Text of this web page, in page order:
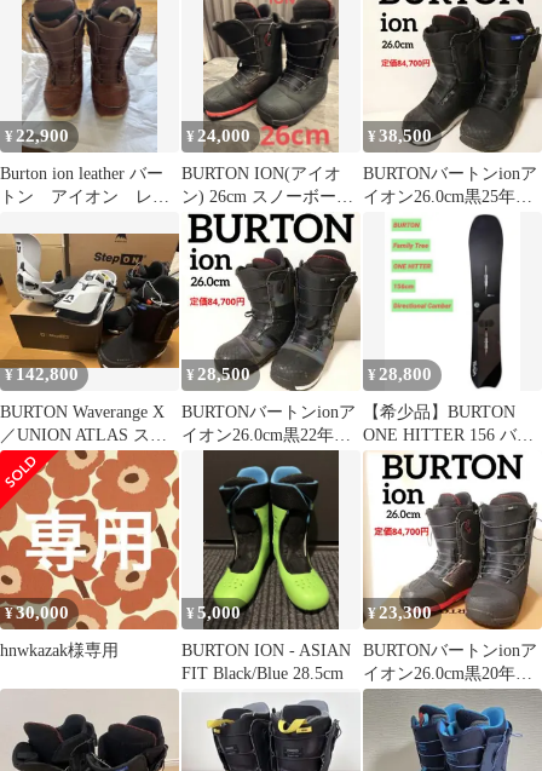
¥ 22,900
Burton ion leather バー
トン アイオン レザ
¥ 24,000
BURTON ION(アイオ
ン) 26cm スノーボード
ブーツ
¥38,500
BURTONバートンionア
イオン26.0cm黒25年モ
デルスノーボード⑥
¥142,800
BURTON Waverange X
／UNION ATLAS ステ
ップオンセット
¥ 28,500
BURTONバートンionア
イオン26.0cm黒22年モ
¥ 28,800
【希少品】BURTON
ONE HITTER 156 バー
トン スノボ
¥30,000
hnwkazak様専用
¥5,000
BURTON ION - ASIAN
FIT Black/Blue 28.5cm
¥23,300
BURTONバートンionア
イオン26.0cm黒20年モ
デルスノーボード④